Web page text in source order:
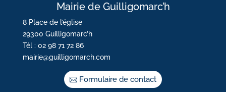
Mairie de Guilligomarc’h
8 Place de l’église
29300 Guilligomarc’h
Tél : 02 98 71 72 86
mairie@guilligomarch.com
Formulaire de contact